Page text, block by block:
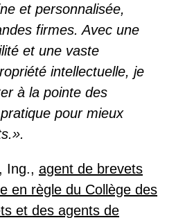
et personnalisée,
firmes. Avec une
et une vaste
intellectuelle, je
à la pointe des
pour mieux
Ing., agent de brevets
en règle du Collège des
et des agents de